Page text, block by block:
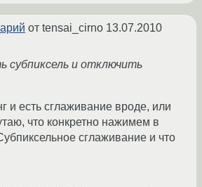
от tensai_cirno 13.07.2010
субпиксель и отключить
и есть сглаживание вроде, или
что конкретно нажимем в
сглаживание и что